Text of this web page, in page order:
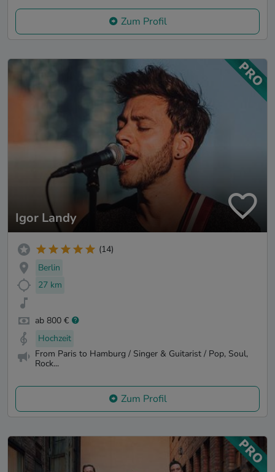
Zum Profil
Igor Landy
(14)
Berlin
27 km
ab 800 €
Hochzeit
From Paris to Hamburg / Singer & Guitarist / Pop, Soul,
Rock...
Zum Profil